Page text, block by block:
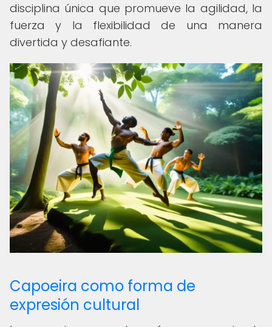
disciplina única que promueve la agilidad, la
fuerza y la flexibilidad de una manera
divertida y desafiante.
Capoeira como forma de
expresión cultural